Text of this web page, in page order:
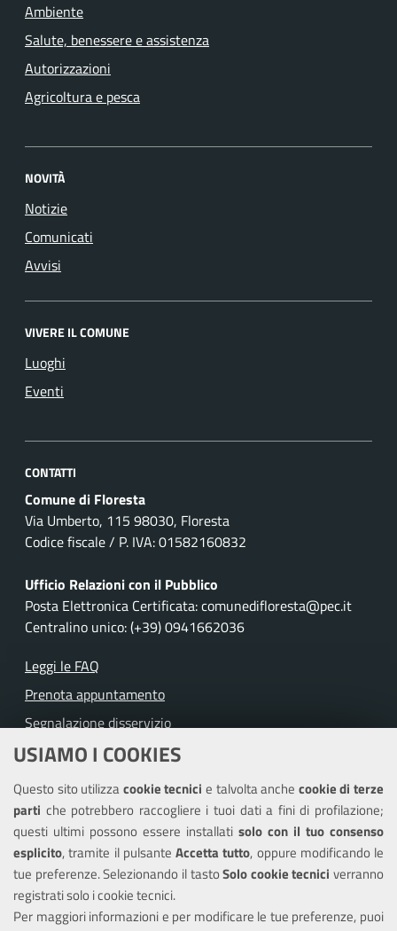
USIAMO I COOKIES
Questo sito utilizzacookie tecnicie talvolta anche cookie di terze
parti che potrebbero raccogliere i tuoi dati a fini di profilazione;
questi ultimi possono essere installati solo con il tuo consenso
esplicito, tramite il pulsante Accetta tutto, oppure modificando le
tue preferenze. Selezionando il tastoSolo cookie tecnici verranno
registrati solo i cookie tecnici.
Per maggiori informazioni e per modificare le tue preferenze, puoi
Ambiente
Salute, benessere e assistenza
Autorizzazioni
Agricoltura e pesca
NOVITÀ
Notizie
Comunicati
Avvisi
VIVERE IL COMUNE
Luoghi
Eventi
CONTATTI
Comune di Floresta
Via Umberto, 115 98030, Floresta
Codice fiscale / P. IVA: 01582160832
Ufficio Relazioni con il Pubblico
Posta Elettronica Certificata: comunedifloresta@pec.it
Centralino unico: (+39) 0941662036
Leggi le FAQ
Prenota appuntamento
Segnalazione disservizio
Richiesta assistenza
Amministrazione trasparente
Informativa privacy
Note legali
Piano di miglioramento dei servizi
Dichiarazione di accessibilità